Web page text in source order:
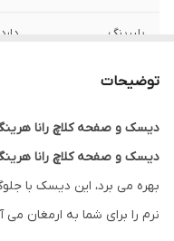
بلبرینگ دارد
گارانتی
توضیحات
دیسک و صفحه کلاچ رانا
دیسک و صفحه کلاچ رانا
بهره می برد، این دیسک با
نرم را برای شما به ارمغان